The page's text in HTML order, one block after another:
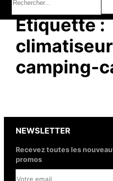
Étiquette :
camping-
NEWSLETTER
Recevez toutes les
promos